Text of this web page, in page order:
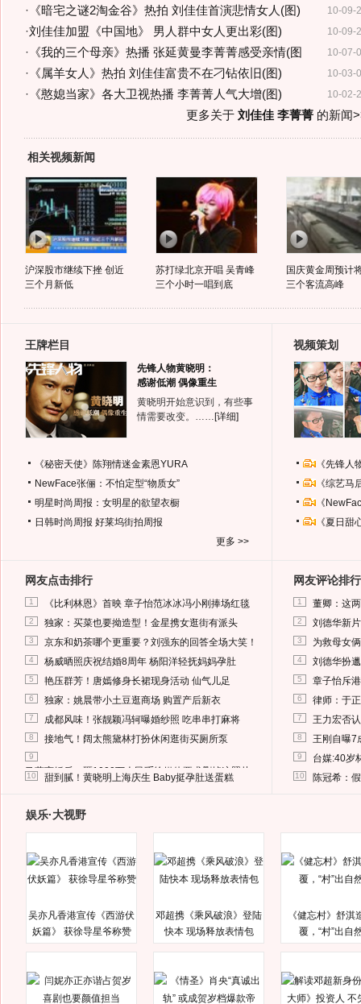
10-09-
· 《暗宅之谜2淘金谷》热拍 刘佳佳首演悲情女人(图)
10-09-
·刘佳佳加盟《中国地》 男人群中女人更出彩(图)
10-07-
· 《我的三个母亲》热播 张延黄曼李菁菁感受亲情(图
10-03-
· 《属羊女人》热拍 刘佳佳富贵不在刁钻依旧(图)
10-02-
· 《憨媳当家》各大卫视热播 李菁菁人气大增(图)
更多关于 刘佳佳 李菁菁的新闻
相关视频新闻
沪深股市继续下挫 创近
三个月新低
苏打绿北京开唱 吴青峰
三个小时一唱到底
国庆黄金周预计
三个客流高峰
王牌栏目
先锋人物黄晓明：
感谢低潮 偶像重生
黄晓明开始意识到，有些事
情需要改变。…… [详细]
《秘密天使》陈翔情迷金素恩YURA
NewFace张俪：不怕定型“物质女”
明星时尚周报：女明星的欲望衣橱
日韩时尚周报 好莱坞街拍周报
更多 >>
视频策划
《先锋
《综艺
《
《夏日
网友点击排行
1 《比利林恩》首映 章子怡范冰冰冯小刚捧场红毯
2 独家：买菜也要拗造型！金星携女逛街有派头
3 京东和奶茶哪个更重要？刘强东的回答全场大笑！
4 杨威晒照庆祝结婚8周年 杨阳洋轻抚妈妈孕肚
5 艳压群芳！唐嫣修身长裙现身活动 仙气儿足
6 独家：姚晨带小土豆逛商场 购置产后新衣
7 成都风味！张靓颖冯轲曝婚纱照 吃串串打麻将
8 接地气！阔太熊黛林打扮休闲逛街买厕所泵
9
马蓉离婚后，砸1000万人民币给媒体要求删掉这照片
10 甜到腻！黄晓明上海庆生 Baby挺孕肚送蛋糕
网友评论排行
1 董卿：这
2 刘德华新
3 为救母女
4 刘德华扮
5 章子怡斥
6 律师：于
7 王力宏否
8 王刚自曝7
9 台媒:40岁
10 陈冠希：
娱乐·大视野
吴亦凡香港宣传《西游伏
妖篇》 获徐导星爷称赞
邓超携《乘风破浪》登陆
快本 现场释放表情包
《健忘村》舒淇
覆，“村”出自